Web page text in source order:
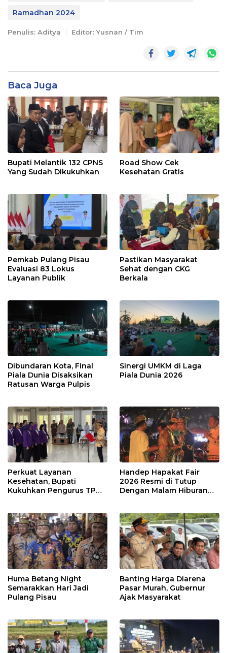
Ramadhan 2024
Penulis: Aditya Editor: Yusnan / Tim
Baca Juga
Bupati Melantik 132 CPNS
Yang Sudah Dikukuhkan
Road Show Cek
Kesehatan Gratis
Pemkab Pulang Pisau
Evaluasi 83 Lokus
Layanan Publik
Pastikan Masyarakat
Sehat dengan CKG
Berkala
Dibundaran Kota, Final
Piala Dunia Disaksikan
Ratusan Warga Pulpis
Sinergi UMKM di Laga
Piala Dunia 2026
Perkuat Layanan
Kesehatan, Bupati
Kukuhkan Pengurus TP
Handep Hapakat Fair
2026 Resmi di Tutup
Dengan Malam Hiburan
Huma Betang Night
Semarakkan Hari Jadi
Pulang Pisau
Banting Harga Diarena
Pasar Murah, Gubernur
Ajak Masyarakat